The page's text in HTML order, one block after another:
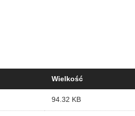
Wielkość
94.32 KB